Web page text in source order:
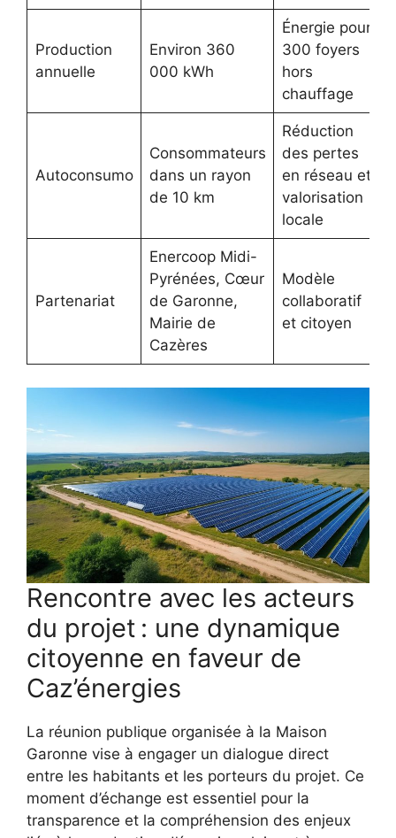
Production
annuelle
Environ 360
000 kWh
Énergie pour
300 foyers
hors
chauffage
Autoconsumo
Consommateurs
dans un rayon
de 10 km
Réduction
des pertes
en réseau et
valorisation
locale
Partenariat
Enercoop Midi-
Pyrénées, Cœur
de Garonne,
Mairie de
Cazères
Modèle
collaboratif
et citoyen
Rencontre avec les acteurs
du projet : une dynamique
citoyenne en faveur de
Caz’énergies
La réunion publique organisée à la Maison
Garonne vise à engager un dialogue direct
entre les habitants et les porteurs du projet. Ce
moment d’échange est essentiel pour la
transparence et la compréhension des enjeux